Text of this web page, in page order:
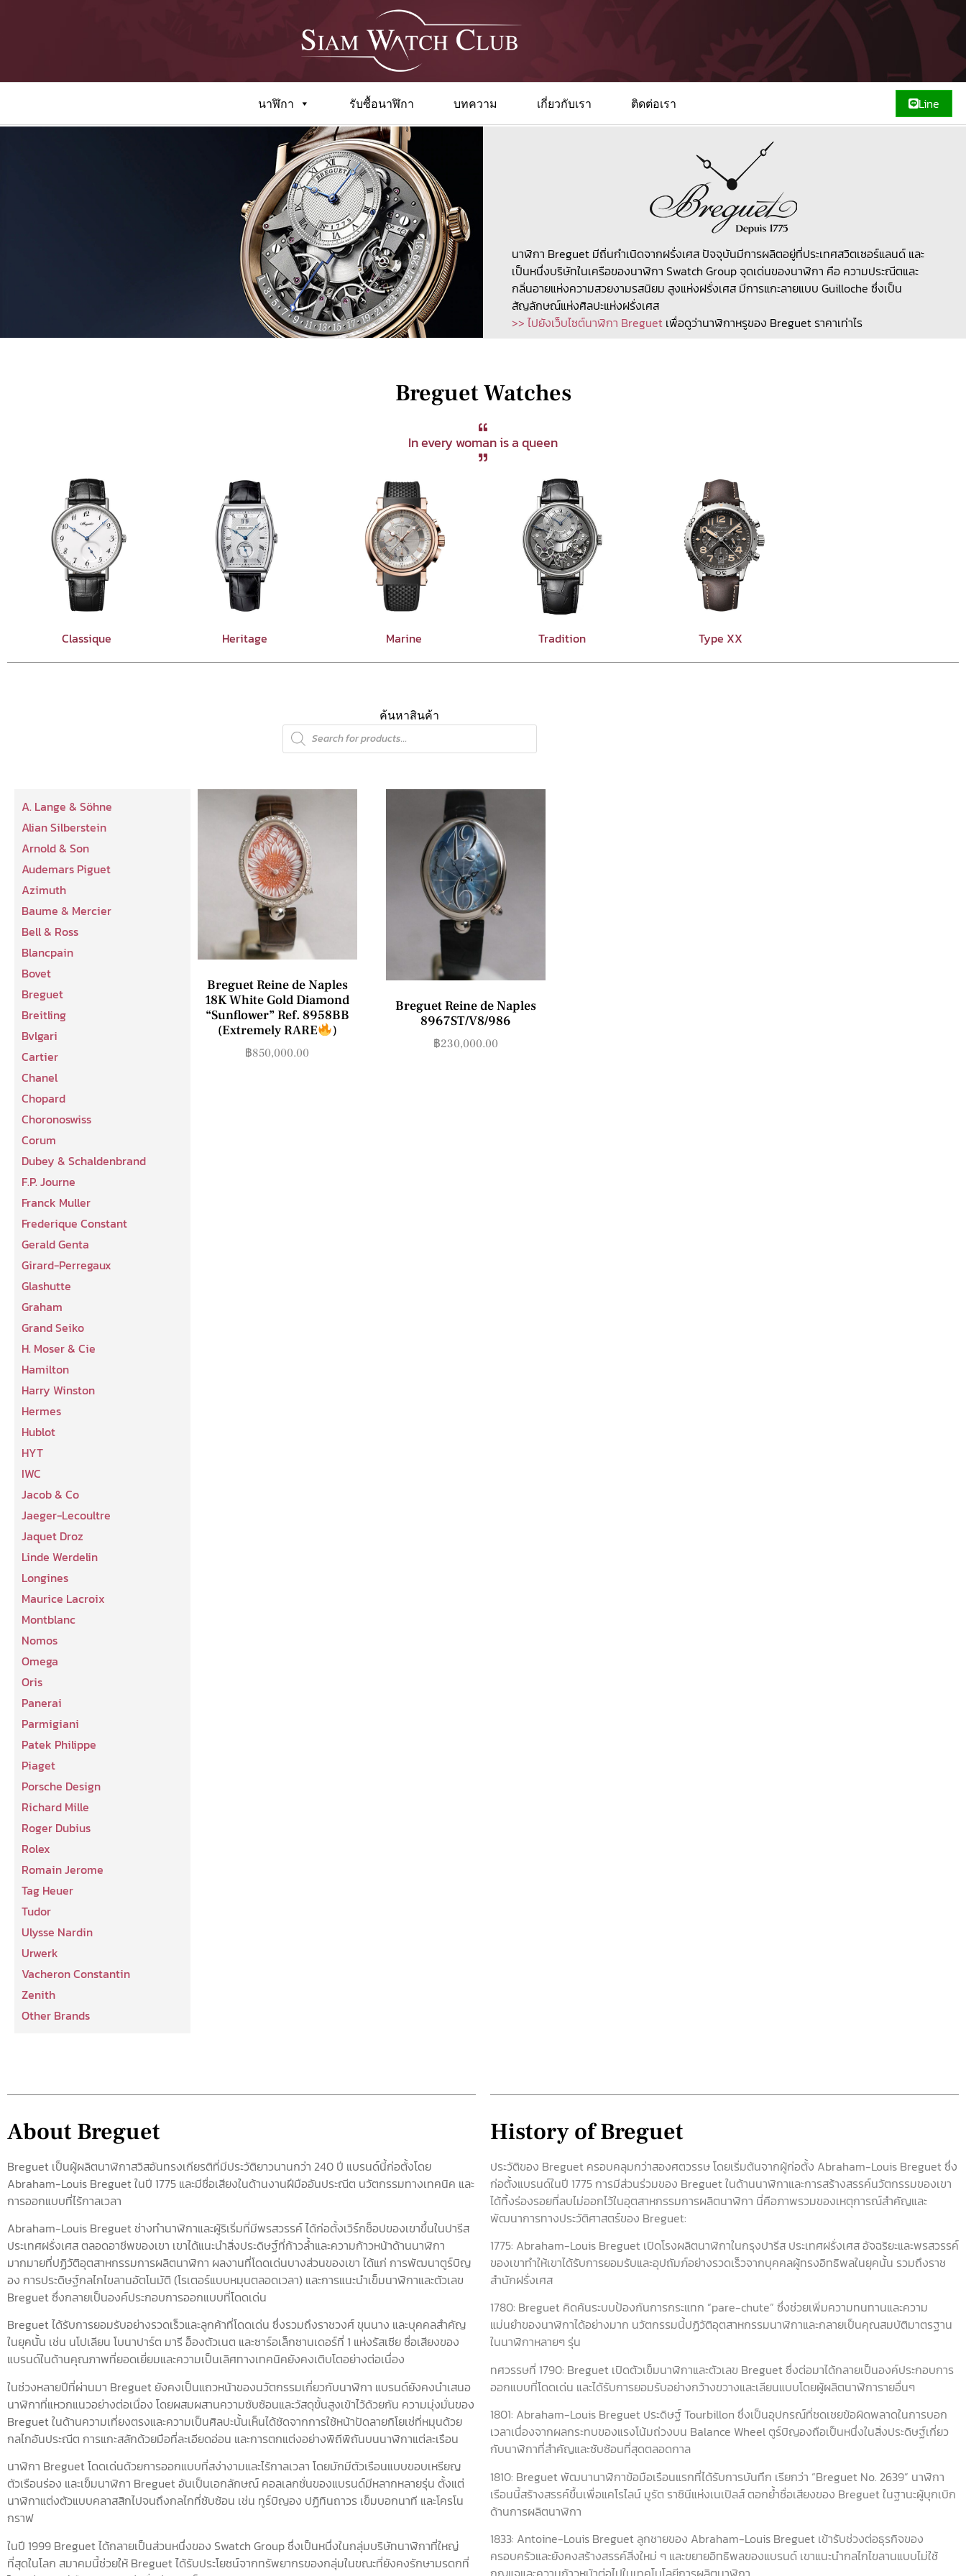
นาฬิกา รับซื้อนาฬิกา บทความ เกี่ยวกับเรา ติดต่อเรา Line
นาฬิกา Breguet มีถิ่นกำเนิดจากฝรั่งเศส ปัจจุบันมีการผลิตอยู่ที่ประเทศสวิตเซอร์แลนด์ และ
เป็นหนึ่งบริษัทในเครือของนาฬิกา Swatch Group จุดเด่นของนาฬิกา คือ ความประณีตและ
กลิ่นอายแห่งความสวยงามรสนิยม สูงแห่งฝรั่งเศส มีการแกะลายแบบ Guilloche ซึ่งเป็น
สัญลักษณ์แห่งศิลปะแห่งฝรั่งเศส
>> ไปยังเว็บไซต์นาฬิกา Breguet เพื่อดูว่านาฬิกาหรูของ Breguet ราคาเท่าไร
Breguet Watches
In every woman is a queen
Classique Heritage Marine Tradition Type XX
ค้นหาสินค้า
A. Lange & Söhne
Alian Silberstein
Arnold & Son
Audemars Piguet
Azimuth
Baume & Mercier
Bell & Ross
Blancpain
Bovet
Breguet
Breitling
Bvlgari
Cartier
Chanel
Chopard
Choronoswiss
Corum
Dubey & Schaldenbrand
F.P. Journe
Franck Muller
Frederique Constant
Gerald Genta
Girard-Perregaux
Glashutte
Graham
Grand Seiko
H. Moser & Cie
Hamilton
Harry Winston
Hermes
Hublot
HYT
IWC
Jacob & Co
Jaeger-Lecoultre
Jaquet Droz
Linde Werdelin
Longines
Maurice Lacroix
Montblanc
Nomos
Omega
Oris
Panerai
Parmigiani
Patek Philippe
Piaget
Porsche Design
Richard Mille
Roger Dubius
Rolex
Romain Jerome
Tag Heuer
Tudor
Ulysse Nardin
Urwerk
Vacheron Constantin
Zenith
Other Brands
Breguet Reine de Naples
18K White Gold Diamond
“Sunflower” Ref. 8958BB
(Extremely RARE
)
฿850,000.00
Breguet Reine de Naples
8967ST/V8/986
฿230,000.00
About Breguet
Breguet เป็นผู้ผลิตนาฬิกาสวิสอันทรงเกียรติที่มีประวัติยาวนานกว่า 240 ปี แบรนด์นี้ก่อตั้งโดย
Abraham-Louis Breguet ในปี 1775 และมีชื่อเสียงในด้านงานฝีมืออันประณีต นวัตกรรมทางเทคนิค และ
การออกแบบที่ไร้กาลเวลา
Abraham-Louis Breguet ช่างทำนาฬิกาและผู้ริเริ่มที่มีพรสวรรค์ ได้ก่อตั้งเวิร์กช็อปของเขาขึ้นในปารีส
ประเทศฝรั่งเศส ตลอดอาชีพของเขา เขาได้แนะนำสิ่งประดิษฐ์ที่ก้าวล้ำและความก้าวหน้าด้านนาฬิกา
มากมายที่ปฏิวัติอุตสาหกรรมการผลิตนาฬิกา ผลงานที่โดดเด่นบางส่วนของเขา ได้แก่ การพัฒนาตูร์บิญ
อง การประดิษฐ์กลไกไขลานอัตโนมัติ (โรเตอร์แบบหมุนตลอดเวลา) และการแนะนำเข็มนาฬิกาและตัวเลข
Breguet ซึ่งกลายเป็นองค์ประกอบการออกแบบที่โดดเด่น
Breguet ได้รับการยอมรับอย่างรวดเร็วและลูกค้าที่โดดเด่น ซึ่งรวมถึงราชวงศ์ ขุนนาง และบุคคลสำคัญ
ในยุคนั้น เช่น นโปเลียน โบนาปาร์ต มารี อ็องตัวเนต และซาร์อเล็กซานเดอร์ที่ 1 แห่งรัสเซีย ชื่อเสียงของ
แบรนด์ในด้านคุณภาพที่ยอดเยี่ยมและความเป็นเลิศทางเทคนิคยังคงเติบโตอย่างต่อเนื่อง
ในช่วงหลายปีที่ผ่านมา Breguet ยังคงเป็นแถวหน้าของนวัตกรรมเกี่ยวกับนาฬิกา แบรนด์ยังคงนำเสนอ
นาฬิกาที่แหวกแนวอย่างต่อเนื่อง โดยผสมผสานความซับซ้อนและวัสดุขั้นสูงเข้าไว้ด้วยกัน ความมุ่งมั่นของ
Breguet ในด้านความเที่ยงตรงและความเป็นศิลปะนั้นเห็นได้ชัดจากการใช้หน้าปัดลายกิโยเช่ที่หมุนด้วย
กลไกอันประณีต การแกะสลักด้วยมือที่ละเอียดอ่อน และการตกแต่งอย่างพิถีพิถันบนนาฬิกาแต่ละเรือน
นาฬิกา Breguet โดดเด่นด้วยการออกแบบที่สง่างามและไร้กาลเวลา โดยมักมีตัวเรือนแบบขอบเหรียญ
ตัวเรือนร่อง และเข็มนาฬิกา Breguet อันเป็นเอกลักษณ์ คอลเลกชั่นของแบรนด์มีหลากหลายรุ่น ตั้งแต่
นาฬิกาแต่งตัวแบบคลาสสิกไปจนถึงกลไกที่ซับซ้อน เช่น ทูร์บิญอง ปฏิทินถาวร เข็มบอกนาที และโครโน
กราฟ
ในปี 1999 Breguet ได้กลายเป็นส่วนหนึ่งของ Swatch Group ซึ่งเป็นหนึ่งในกลุ่มบริษัทนาฬิกาที่ใหญ่
ที่สุดในโลก สมาคมนี้ช่วยให้ Breguet ได้รับประโยชน์จากทรัพยากรของกลุ่มในขณะที่ยังคงรักษามรดกที่
History of Breguet
ประวัติของ Breguet ครอบคลุมกว่าสองศตวรรษ โดยเริ่มต้นจากผู้ก่อตั้ง Abraham-Louis Breguet ซึ่ง
ก่อตั้งแบรนด์ในปี 1775 การมีส่วนร่วมของ Breguet ในด้านนาฬิกาและการสร้างสรรค์นวัตกรรมของเขา
ได้ทิ้งร่องรอยที่ลบไม่ออกไว้ในอุตสาหกรรมการผลิตนาฬิกา นี่คือภาพรวมของเหตุการณ์สำคัญและ
พัฒนาการทางประวัติศาสตร์ของ Breguet:
1775: Abraham-Louis Breguet เปิดโรงผลิตนาฬิกาในกรุงปารีส ประเทศฝรั่งเศส อัจฉริยะและพรสวรรค์
ของเขาทำให้เขาได้รับการยอมรับและอุปถัมภ์อย่างรวดเร็วจากบุคคลผู้ทรงอิทธิพลในยุคนั้น รวมถึงราช
สำนักฝรั่งเศส
1780: Breguet คิดค้นระบบป้องกันการกระแทก “pare-chute” ซึ่งช่วยเพิ่มความทนทานและความ
แม่นยำของนาฬิกาได้อย่างมาก นวัตกรรมนี้ปฏิวัติอุตสาหกรรมนาฬิกาและกลายเป็นคุณสมบัติมาตรฐาน
ในนาฬิกาหลายๆ รุ่น
ทศวรรษที่ 1790: Breguet เปิดตัวเข็มนาฬิกาและตัวเลข Breguet ซึ่งต่อมาได้กลายเป็นองค์ประกอบการ
ออกแบบที่โดดเด่น และได้รับการยอมรับอย่างกว้างขวางและเลียนแบบโดยผู้ผลิตนาฬิการายอื่นๆ
1801: Abraham-Louis Breguet ประดิษฐ์ Tourbillon ซึ่งเป็นอุปกรณ์ที่ชดเชยข้อผิดพลาดในการบอก
เวลาเนื่องจากผลกระทบของแรงโน้มถ่วงบน Balance Wheel ตูร์บิญองถือเป็นหนึ่งในสิ่งประดิษฐ์เกี่ยว
กับนาฬิกาที่สำคัญและซับซ้อนที่สุดตลอดกาล
1810: Breguet พัฒนานาฬิกาข้อมือเรือนแรกที่ได้รับการบันทึก เรียกว่า “Breguet No. 2639” นาฬิกา
เรือนนี้สร้างสรรค์ขึ้นเพื่อแคโรไลน์ มูรัต ราชินีแห่งเนเปิลส์ ตอกย้ำชื่อเสียงของ Breguet ในฐานะผู้บุกเบิก
ด้านการผลิตนาฬิกา
1833: Antoine-Louis Breguet ลูกชายของ Abraham-Louis Breguet เข้ารับช่วงต่อธุรกิจของ
ครอบครัวและยังคงสร้างสรรค์สิ่งใหม่ ๆ และขยายอิทธิพลของแบรนด์ เขาแนะนำกลไกไขลานแบบไม่ใช้